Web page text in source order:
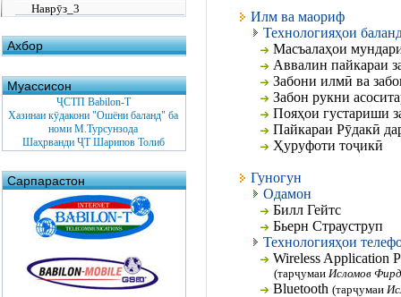
Наврӯз_3
Ахбор
Муассисон
ҶСТП Babilon-T
Хазинаи кӯдакони "Ошёни баланд" ба
номи М.Турсунзода
Шаҳрванди ҶТ Шарипов Толиб
Сарпарастон
Илм ва маориф
Технологияҳои
Масъалаҳои
Аввалин пайкараи
Забони илмӣ ва
Забон рукни
Пояҳои густариши
Пайкараи Рӯдакӣ
Ҳуруфоти тоҷикӣ
Гуногун
Одамон
Билл Гейтс
Бьерн Страуструп
Технологияҳои
Wireless Application
(тарҷумаи Исломов
Bluetooth (тарҷумаи